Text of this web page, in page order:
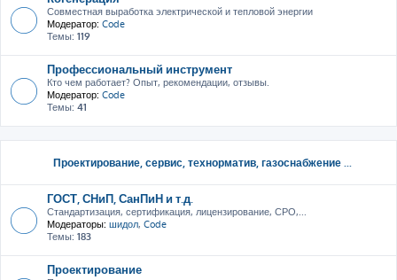
Совместная выработка электрической и тепловой энергии
Модератор: Code
Темы: 119
Профессиональный инструмент
Кто чем работает? Опыт, рекомендации, отзывы.
Модератор: Code
Темы: 41
Проектирование, сервис, тeхнорматив, газоснабжение ...
ГОСТ, СНиП, СанПиН и т.д.
Стандартизация, сертификация, лицензирование, СРО,...
Модераторы: шидол, Code
Темы: 183
Проектирование